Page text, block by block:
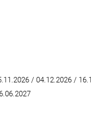
/ 04.12.2026 /